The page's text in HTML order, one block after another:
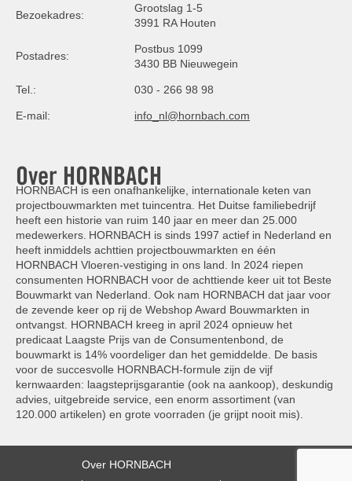
Bezoekadres:
Grootslag 1-5
3991 RA Houten
Postadres:
Postbus 1099
3430 BB Nieuwegein
Tel.: 030 - 266 98 98
E-mail: info_nl@hornbach.com
Over HORNBACH
HORNBACH is een onafhankelijke, internationale keten van
projectbouwmarkten met tuincentra. Het Duitse familiebedrijf
heeft een historie van ruim 140 jaar en meer dan 25.000
medewerkers. HORNBACH is sinds 1997 actief in Nederland en
heeft inmiddels achttien projectbouwmarkten en één
HORNBACH Vloeren-vestiging in ons land. In 2024 riepen
consumenten HORNBACH voor de achttiende keer uit tot Beste
Bouwmarkt van Nederland. Ook nam HORNBACH dat jaar voor
de zevende keer op rij de Webshop Award Bouwmarkten in
ontvangst. HORNBACH kreeg in april 2024 opnieuw het
predicaat Laagste Prijs van de Consumentenbond, de
bouwmarkt is 14% voordeliger dan het gemiddelde. De basis
voor de succesvolle HORNBACH-formule zijn de vijf
kernwaarden: laagsteprijsgarantie (ook na aankoop), deskundig
advies, uitgebreide service, een enorm assortiment (van
120.000 artikelen) en grote voorraden (je grijpt nooit mis).
Over HORNBACH